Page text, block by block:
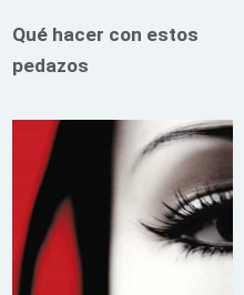
Qué hacer con estos
pedazos